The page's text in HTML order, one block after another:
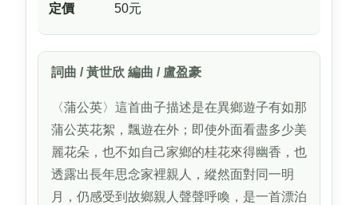
定價
50元
詞曲 / 黃世欣 編曲 / 盧盈豪
〈蒲公英〉這首曲子描述是在異鄉遊子有如那
蒲公英花絮，飄遊在外；即使外面看盡多少美
麗花朵，也不如自己家鄉的桂花來得幽香，也
透露出長年思念家裡親人，縱然面對同一明
月，仍感受到故鄉親人聲聲呼喚，是一首漂泊